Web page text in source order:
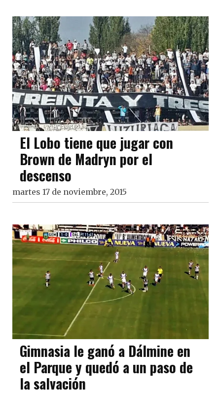
El Lobo tiene que jugar con
Brown de Madryn por el
descenso
martes 17 de noviembre, 2015
Gimnasia le ganó a Dálmine en
el Parque y quedó a un paso de
la salvación